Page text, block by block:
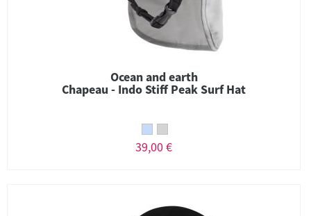
Ocean and earth
Chapeau - Indo Stiff Peak Surf Hat
39,00 €